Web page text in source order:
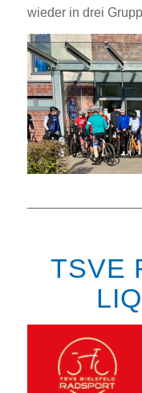
wieder in drei
TSVE